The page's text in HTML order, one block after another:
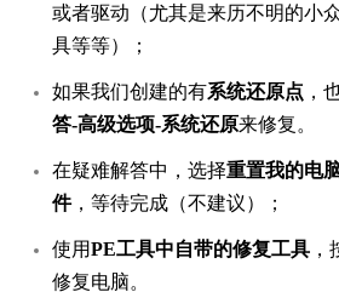
或者驱动（尤其是来历不明的小
具等等）；
如果我们创建的有系统还原点 ，
答-高级选项-系统还原来修复。
在疑难解答中，选择重置我的电
件，等待完成（不建议）；
使用PE工具中自带的修复工具
修复电脑。